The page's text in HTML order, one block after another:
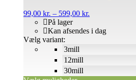
99,00 kr. – 599,00 kr.
til
På lager
Kan afsendes i dag
Vælg variant:
kan
vælges
varesiden
3mill
12mill
30mill